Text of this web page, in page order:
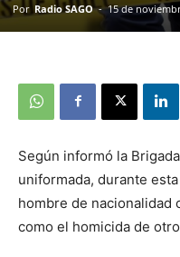
Por Radio SAGO - 15 de
Según informó la
uniformada, durante
hombre de nacionalidad
como el homicida de